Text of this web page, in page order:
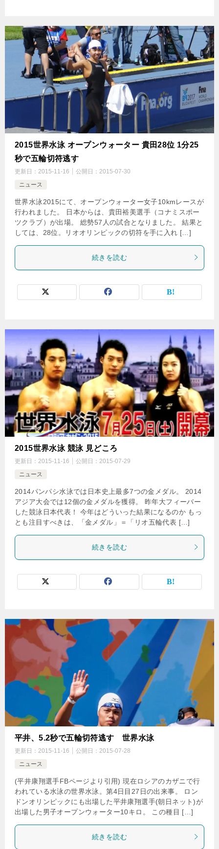
2015世界水泳 オープンウォーター 貴田28位 1分25
秒で五輪切符逃す
更新日： 2015-11-16 公開日： 2015-07-30
ニュース
世界水泳2015にて、オープンウォーター女子10kmレースが
行われました。 日本からは、貴田裕美選手（コナミスポー
ツクラブ）が出場。 総勢57人の試合となりました。 結果と
しては、28位。リオオリンピックの切符を手に入れ […]
続きを読む
2015世界水泳 競泳 見どころ
更新日： 2015-11-16 公開日： 2015-07-29
ニュース
2014パンパシ水泳では日本史上最多7つの金メダル。 2014
アジア大会では12個の金メダルを獲得。 昨年大フィーバー
した競泳日本代表！ 今年はどういった結果になるのか もっ
とも注目すべきは、「金メダル」＝「リオ五輪代表 […]
続きを読む
平井、5.2秒で五輪切符逃す 世界水泳
更新日： 2015-11-16 公開日： 2015-07-28
ニュース
(平井康翔選手FBページより引用) 現在ロシアのカザニで行
われている水泳の世界水泳。第4日目27日の出来事。 ロン
ドンオリンピックにも出場した平井康翔選手(朝日ネット)が
出場した男子オープンウォーター10キロ。 この種目 […]
続きを読む